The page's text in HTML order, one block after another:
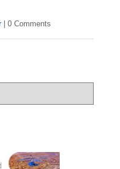
0 Comments